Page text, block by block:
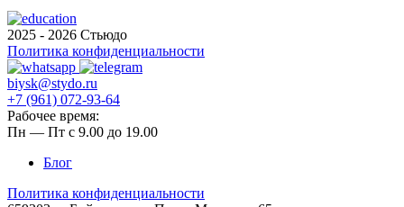
2025 - 2026 Стьюдо
Политика конфиденциальности
biysk@stydo.ru
+7 (961) 072-93-64
Рабочее время:
Пн — Пт с 9.00 до 19.00
Блог
Политика конфиденциальности